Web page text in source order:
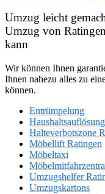
Umzug leicht
Umzug von
kann
Wir können Ihnen
Ihnen nahezu alles zu
können.
Entrümpelung
Halteverbotszone
Möbellift Ratingen
Möbeltaxi
Umzugshelfer
Umzugskartons